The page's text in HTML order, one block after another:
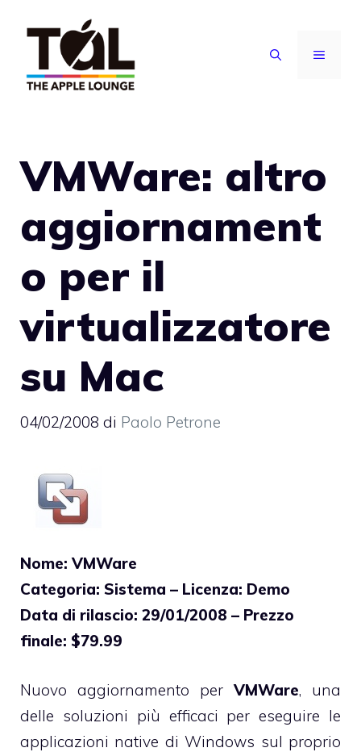
contenuto
MENU
VMWare: altro
aggiornament
o per il
virtualizzatore
su Mac
04/02/2008 di Paolo Petrone
Nome: VMWare
Categoria: Sistema – Licenza: Demo
Data di rilascio: 29/01/2008 – Prezzo
finale: $79.99
Nuovo aggiornamento perVMWare, una
delle soluzioni più efficaci per eseguire le
applicazioni native di Windows sul proprio